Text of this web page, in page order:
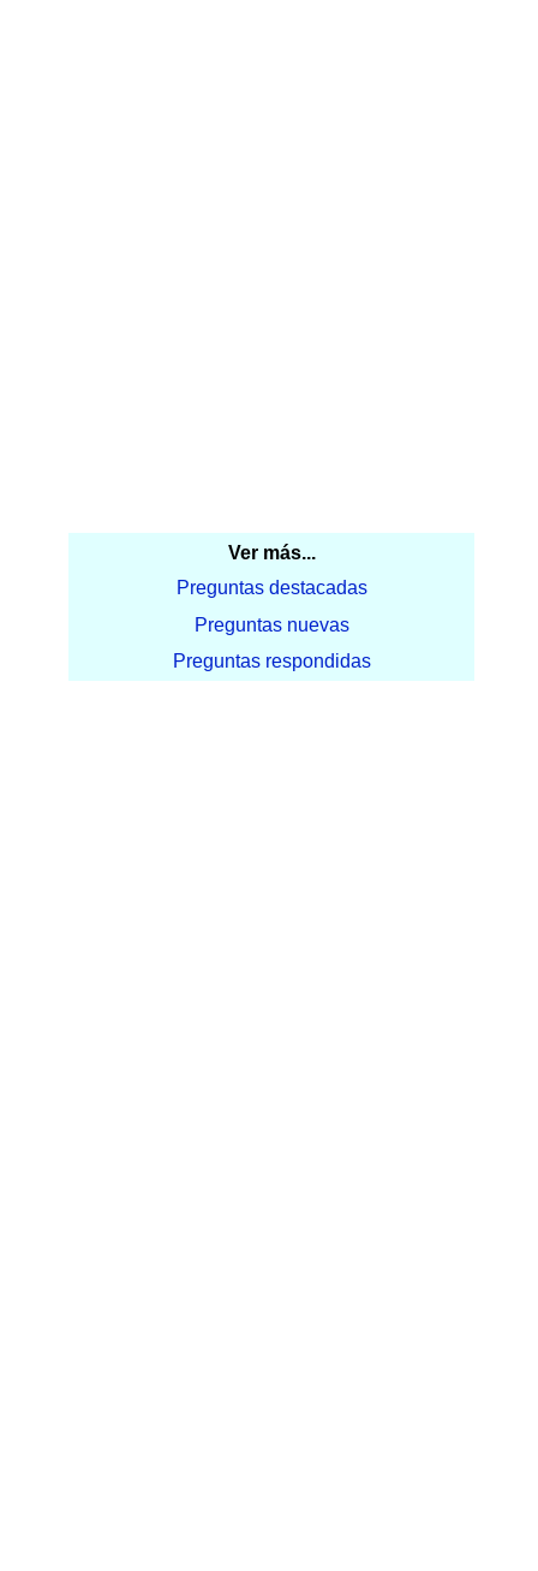
Ver más...
Preguntas destacadas
Preguntas nuevas
Preguntas respondidas